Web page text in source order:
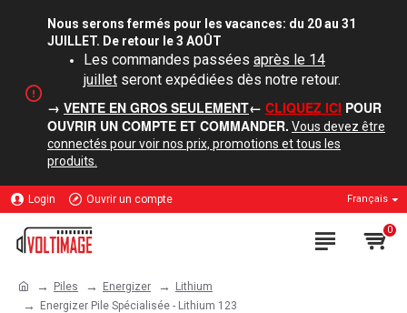
Nous serons fermés pour les vacances: du 20 au 31
JUILLET. De retour le 3 AOÛT
Les commandes passées après le 14
juillet seront expédiées dès notre retour.
→ VENTE EN GROS SEULEMENT← CLIQUEZ ICI POUR
OUVRIR UN COMPTE ET COMMANDER. Vous devez être
connectés pour voir nos prix, promotions et tous les
produits.
Login Ouvrir un compte Français
0
Piles Energizer
Lithium
Energizer Pile Spécialisée - Lithium 123